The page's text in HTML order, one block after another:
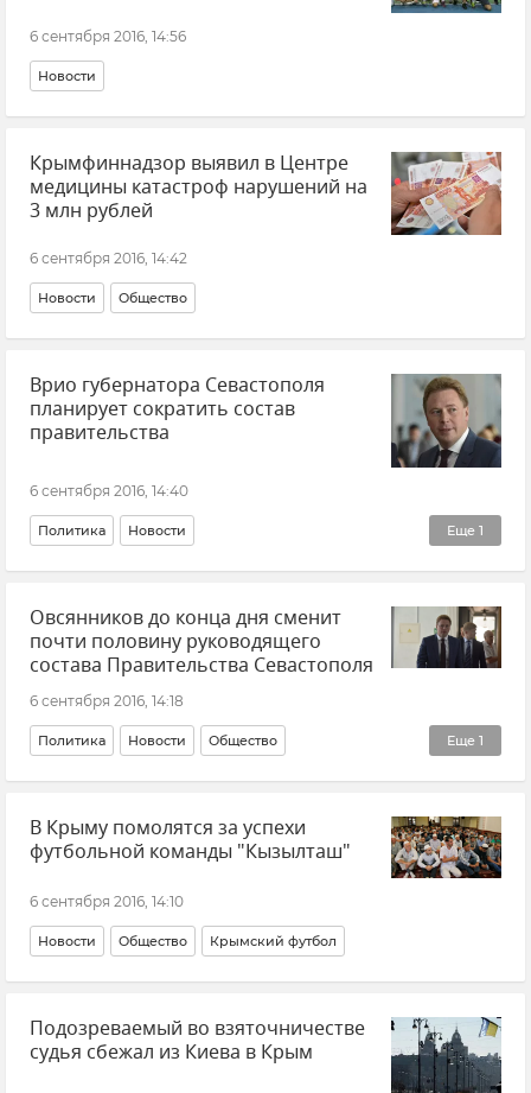
6 сентября 2016, 14:56
Новости
Крымфиннадзор выявил в Центре
медицины катастроф нарушений на
3 млн рублей
6 сентября 2016, 14:42
Новости Общество
Врио губернатора Севастополя
планирует сократить состав
правительства
6 сентября 2016, 14:40
Еще 1
Политика Новости
Кадровые перестановки во властных структурах Крыма и Севастополя
Овсянников до конца дня сменит
почти половину руководящего
состава Правительства Севастополя
6 сентября 2016, 14:18
Еще 1
Политика Новости Общество
Кадровые перестановки во властных структурах Крыма и Севастополя
В Крыму помолятся за успехи
футбольной команды "Кызылташ"
6 сентября 2016, 14:10
Новости Общество Крымский футбол
Подозреваемый во взяточничестве
судья сбежал из Киева в Крым